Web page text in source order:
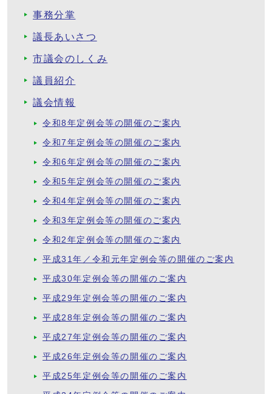
事務分掌
議長あいさつ
市議会のしくみ
議員紹介
議会情報
令和8年定例会等の開催のご案内
令和7年定例会等の開催のご案内
令和6年定例会等の開催のご案内
令和5年定例会等の開催のご案内
令和4年定例会等の開催のご案内
令和3年定例会等の開催のご案内
令和2年定例会等の開催のご案内
平成31年／令和元年定例会等の開催のご案内
平成30年定例会等の開催のご案内
平成29年定例会等の開催のご案内
平成28年定例会等の開催のご案内
平成27年定例会等の開催のご案内
平成26年定例会等の開催のご案内
平成25年定例会等の開催のご案内